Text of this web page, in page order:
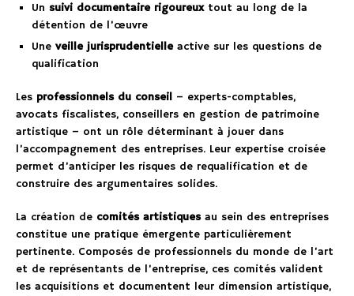
Un suivi documentaire rigoureuxtout au long de la
détention de l’œuvre
Une veille jurisprudentielleactive sur les questions de
qualification
Les professionnels du conseil – experts-comptables,
avocats fiscalistes, conseillers en gestion de patrimoine
artistique – ont un rôle déterminant à jouer dans
l’accompagnement des entreprises. Leur expertise croisée
permet d’anticiper les risques de requalification et de
construire des argumentaires solides.
La création de comités artistiquesau sein des entreprises
constitue une pratique émergente particulièrement
pertinente. Composés de professionnels du monde de l’art
et de représentants de l’entreprise, ces comités valident
les acquisitions et documentent leur dimension artistique,